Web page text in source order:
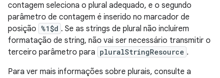
contagem seleciona o plural adequado, e o segundo
parâmetro de contagem é inserido no marcador de
posição %1$d . Se as strings de plural não incluírem
formatação de string, não vai ser necessário transmitir o
terceiro parâmetro para pluralStringResource .
Para ver mais informações sobre plurais, consulte a